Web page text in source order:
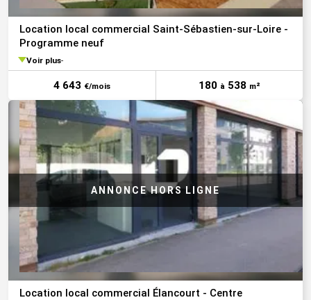
Location local commercial Saint-Sébastien-sur-Loire -
Programme neuf
Voir plus
4 643 €/mois 180 à 538 m²
Location local commercial Élancourt - Centre